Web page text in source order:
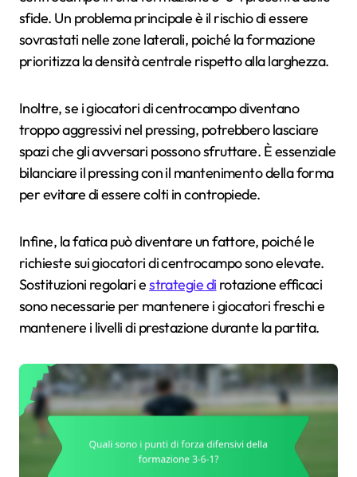
sfide. Un problema principale è il rischio di essere
sovrastati nelle zone laterali, poiché la formazione
prioritizza la densità centrale rispetto alla larghezza.
Inoltre, se i giocatori di centrocampo diventano
troppo aggressivi nel pressing, potrebbero lasciare
spazi che gli avversari possono sfruttare. È essenziale
bilanciare il pressing con il mantenimento della forma
per evitare di essere colti in contropiede.
Infine, la fatica può diventare un fattore, poiché le
richieste sui giocatori di centrocampo sono elevate.
Sostituzioni regolari estrategie di rotazione efficaci
sono necessarie per mantenere i giocatori freschi e
mantenere i livelli di prestazione durante la partita.